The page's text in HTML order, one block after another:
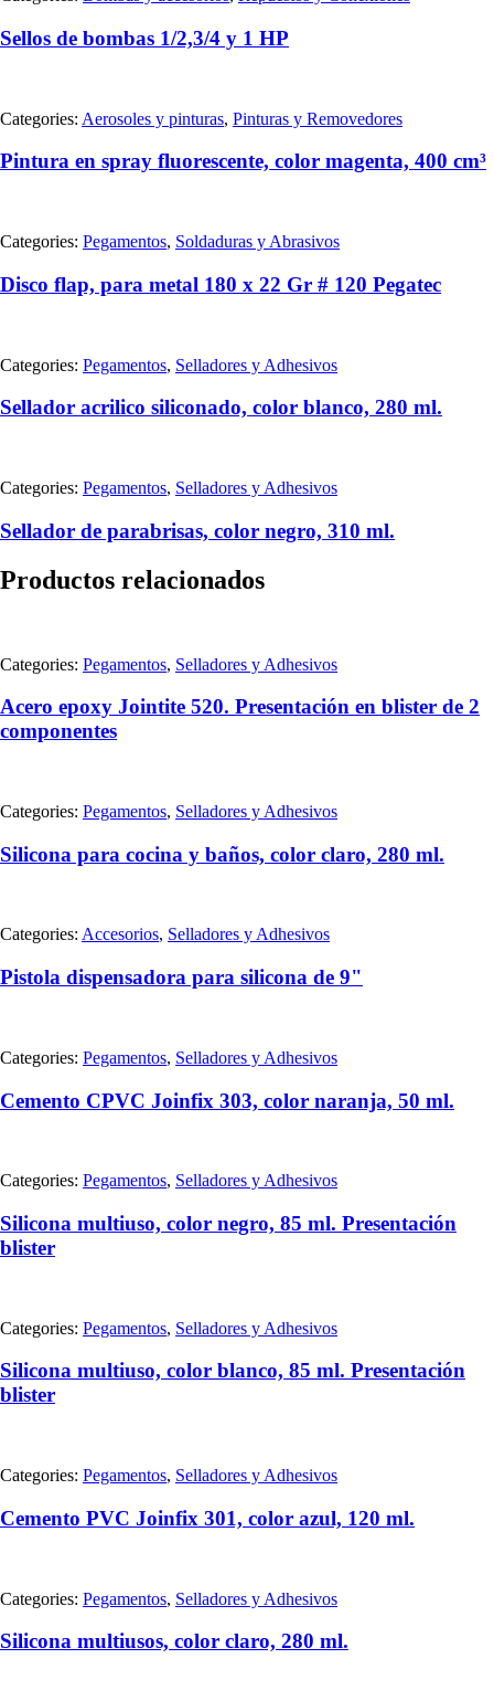
Sellos de bombas 1/2,3/4 y 1 HP
Categories: Aerosoles y pinturas, Pinturas y Removedores
Pintura en spray fluorescente, color magenta, 400 cm³
Categories: Pegamentos, Soldaduras y Abrasivos
Disco flap, para metal 180 x 22 Gr # 120 Pegatec
Categories: Pegamentos, Selladores y Adhesivos
Sellador acrilico siliconado, color blanco, 280 ml.
Categories: Pegamentos, Selladores y Adhesivos
Sellador de parabrisas, color negro, 310 ml.
Productos relacionados
Categories: Pegamentos, Selladores y Adhesivos
Acero epoxy Jointite 520. Presentación en blister de 2
componentes
Categories: Pegamentos, Selladores y Adhesivos
Silicona para cocina y baños, color claro, 280 ml.
Categories: Accesorios, Selladores y Adhesivos
Pistola dispensadora para silicona de 9"
Categories: Pegamentos, Selladores y Adhesivos
Cemento CPVC Joinfix 303, color naranja, 50 ml.
Categories: Pegamentos, Selladores y Adhesivos
Silicona multiuso, color negro, 85 ml. Presentación
blister
Categories: Pegamentos, Selladores y Adhesivos
Silicona multiuso, color blanco, 85 ml. Presentación
blister
Categories: Pegamentos, Selladores y Adhesivos
Cemento PVC Joinfix 301, color azul, 120 ml.
Categories: Pegamentos, Selladores y Adhesivos
Silicona multiusos, color claro, 280 ml.